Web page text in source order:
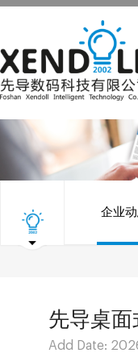
企业
先导桌
Add Date: